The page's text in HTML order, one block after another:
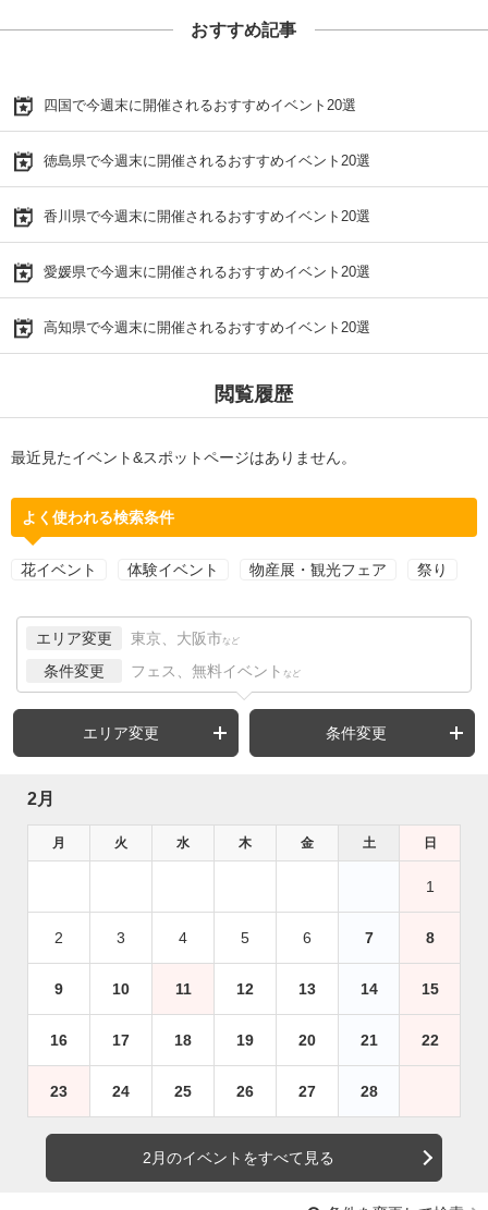
おすすめ記事
四国で今週末に開催されるおすすめイベント20選
徳島県で今週末に開催されるおすすめイベント20選
香川県で今週末に開催されるおすすめイベント20選
愛媛県で今週末に開催されるおすすめイベント20選
高知県で今週末に開催されるおすすめイベント20選
閲覧履歴
最近見たイベント&スポットページはありません。
よく使われる検索条件
花イベント 体験イベント 物産展・観光フェア 祭り
エリア変更 東京、大阪市 など
条件変更 フェス、無料イベント など
エリア変更 条件変更
2月
月 火 水 木 金 土 日
1
2 3 4 5 6 7 8
9 10 11 12 13 14 15
16 17 18 19 20 21 22
23 24 25 26 27 28
2月のイベントをすべて見る